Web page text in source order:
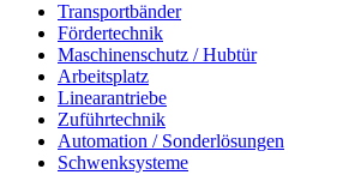
Transportbänder
Fördertechnik
Maschinenschutz / Hubtür
Arbeitsplatz
Linearantriebe
Zuführtechnik
Automation / Sonderlösungen
Schwenksysteme